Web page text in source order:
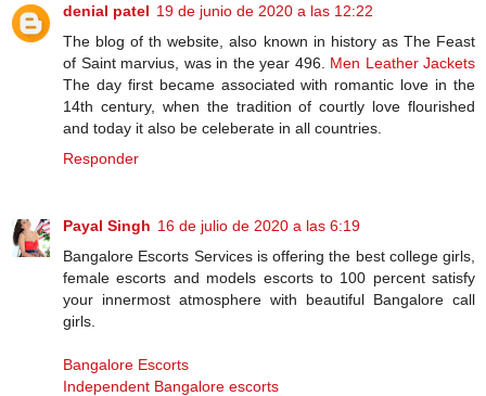
denial patel 19 de junio de 2020 a las 12:22
The blog of th website, also known in history as The Feast
of Saint marvius, was in the year 496. Men Leather Jackets
The day first became associated with romantic love in the
14th century, when the tradition of courtly love flourished
and today it also be celeberate in all countries.
Responder
Payal Singh 16 de julio de 2020 a las 6:19
Bangalore Escorts Services is offering the best college girls,
female escorts and models escorts to 100 percent satisfy
your innermost atmosphere with beautiful Bangalore call
girls.
Bangalore Escorts
Independent Bangalore escorts